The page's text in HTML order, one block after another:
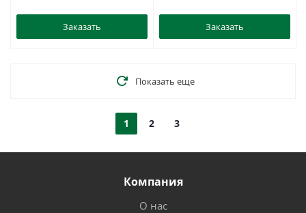
Заказать Заказать
Показать еще
1 2 3
Компания
О нас